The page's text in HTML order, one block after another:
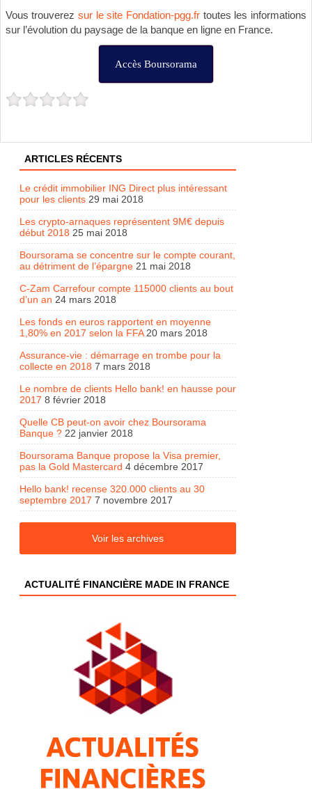
Vous trouverezsur le site Fondation-pgg.fr toutes les informations
sur l’évolution du paysage de la banque en ligne en France.
Accès Boursorama
ARTICLES RÉCENTS
Le crédit immobilier ING Direct plus intéressant
pour les clients 29 mai 2018
Les crypto-arnaques représentent 9M€ depuis
début 2018 25 mai 2018
Boursorama se concentre sur le compte courant,
au détriment de l’épargne 21 mai 2018
C-Zam Carrefour compte 115000 clients au bout
d’un an 24 mars 2018
Les fonds en euros rapportent en moyenne
1,80% en 2017 selon la FFA 20 mars 2018
Assurance-vie : démarrage en trombe pour la
collecte en 2018 7 mars 2018
Le nombre de clients Hello bank! en hausse pour
2017 8 février 2018
Quelle CB peut-on avoir chez Boursorama
Banque ? 22 janvier 2018
Boursorama Banque propose la Visa premier,
pas la Gold Mastercard 4 décembre 2017
Hello bank! recense 320.000 clients au 30
septembre 2017 7 novembre 2017
Voir les archives
ACTUALITÉ FINANCIÈRE MADE IN FRANCE